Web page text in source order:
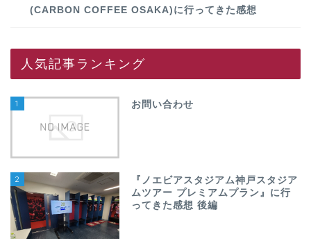
(CARBON COFFEE OSAKA)に行ってきた感想
人気記事ランキング
1 お問い合わせ
2
『ノエビアスタジアム神戸スタジア
ムツアー プレミアムプラン』に行
ってきた感想 後編